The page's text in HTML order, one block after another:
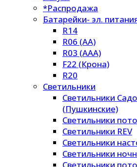
*Распродажа
Батарейки- эл.
R14
R06 (AA)
R03 (AAA)
F22 (Крона)
R20
Светильники
Светильники
(Пушкинские)
Светильники
Светильники REV
Светильники
Светильники
Светильники